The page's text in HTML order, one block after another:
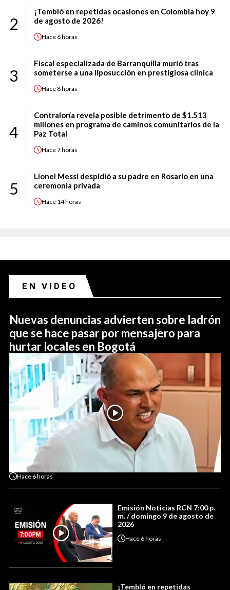
2
¡Tembló en repetidas ocasiones en Colombia hoy 9
de agosto de 2026!
Hace 6 horas
3
Fiscal especializada de Barranquilla murió tras
someterse a una liposucción en prestigiosa clínica
Hace8 horas
4
Contraloría revela posible detrimento de $1.513
millones en programa de caminos comunitarios de la
Paz Total
Hace7 horas
5
Lionel Messi despidió a su padre en Rosario en una
ceremonia privada
Hace 14 horas
EN VIDEO
Nuevas denuncias advierten sobre ladrón
que se hace pasar por mensajero para
hurtar locales en Bogotá
Hace 6 horas
Emisión Noticias RCN 7:00 p.
m. / domingo 9 de agosto de
2026
Hace 6 horas
¡Tembló en repetidas